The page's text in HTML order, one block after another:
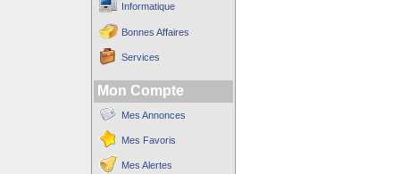
Informatique
Bonnes Affaires
Services
Mon Compte
Mes Annonces
Mes Favoris
Mes Alertes